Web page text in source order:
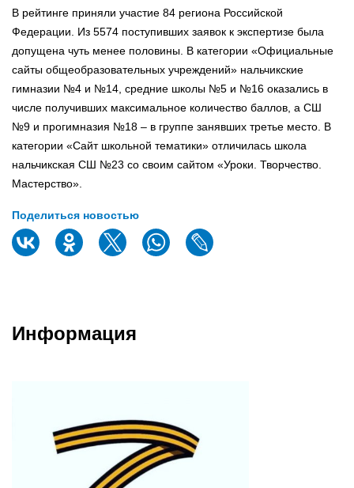
В рейтинге приняли участие 84 региона Российской
Федерации. Из 5574 поступивших заявок к экспертизе была
допущена чуть менее половины. В категории «Официальные
сайты общеобразовательных учреждений» нальчикские
гимназии №4 и №14, средние школы №5 и №16 оказались в
числе получивших максимальное количество баллов, а СШ
№9 и прогимназия №18 – в группе занявших третье место. В
категории «Сайт школьной тематики» отличилась школа
нальчикская СШ №23 со своим сайтом «Уроки. Творчество.
Мастерство».
Поделиться новостью
Информация